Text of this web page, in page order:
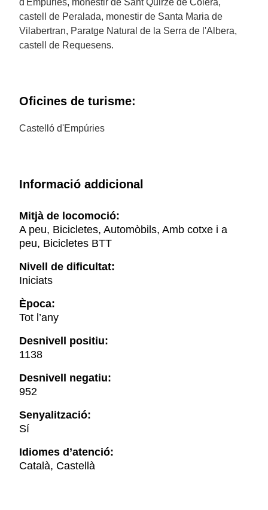
d'Empúries, monestir de Sant Quirze de Colera,
castell de Peralada, monestir de Santa Maria de
Vilabertran, Paratge Natural de la Serra de l'Albera,
castell de Requesens.
Oficines de turisme:
Castelló d'Empúries
Informació addicional
Mitjà de locomoció:
A peu, Bicicletes, Automòbils, Amb cotxe i a
peu, Bicicletes BTT
Nivell de dificultat:
Iniciats
Època:
Tot l’any
Desnivell positiu:
1138
Desnivell negatiu:
952
Senyalització:
Sí
Idiomes d’atenció:
Català, Castellà